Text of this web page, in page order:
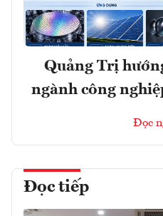
Quảng Trị
ngành công
Đọc
Đọc tiếp